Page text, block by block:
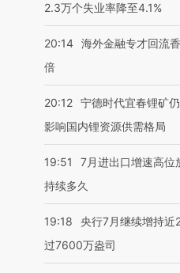
2.3万个失业率降至4.1%
20:14 海外金融专才回流
倍
20:12 宁德时代宜春锂矿
影响国内锂资源供需格局
19:51
7月进出口增速高位
持续多久
19:18
央行7月继续增持近
过7600万盎司